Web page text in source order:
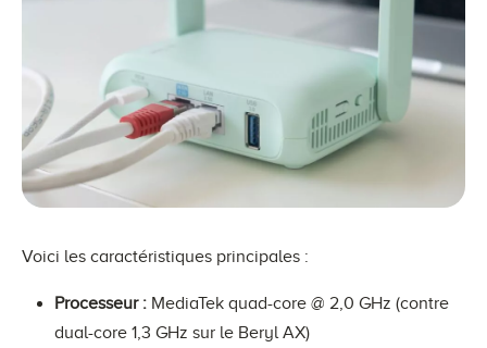
Voici les caractéristiques principales :
Processeur : MediaTek quad-core @ 2,0 GHz (contre
dual-core 1,3 GHz sur le Beryl AX)